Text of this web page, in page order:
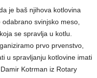
je baš njihova kotlovina
svinjsko meso,
se spravlja u kotlu.
prvo prvenstvo,
u spravljanju kotlovine imati
Kotrman iz Rotary